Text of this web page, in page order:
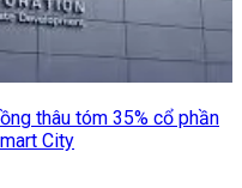
thâu tóm 35% cổ phần
City